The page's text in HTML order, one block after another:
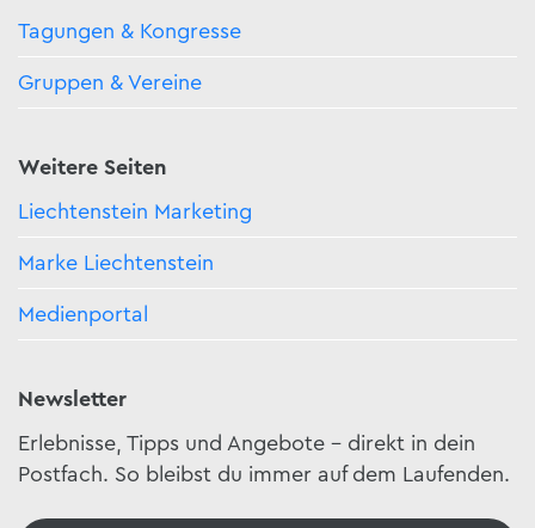
Tagungen & Kongresse
Gruppen & Vereine
Weitere Seiten
Liechtenstein Marketing
Marke Liechtenstein
Medienportal
Newsletter
Erlebnisse, Tipps und Angebote – direkt in dein
Postfach. So bleibst du immer auf dem Laufenden.